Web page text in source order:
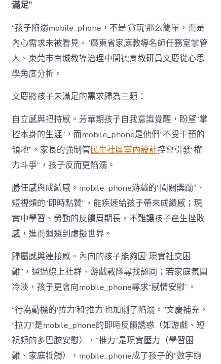
滿足”
“孩子陷溺mobile_phone，不是‘貪玩’那么簡單，而是
內心需求未被看見。”廣東省家庭教導名師任務室掌管
人、東莞市南城教導治理中間德育教研員文慶從心思
學角度分析。
文慶將孩子未滿足的需求歸為三類：
自立感與把持感。芳華期孩子自我意識覺醒，盼望“掌
控本身的生涯”，而mobile_phone是他們“不受干預的
領地”。家長的強制管民生社區室內設計控會引發“權
力斗爭”，孩子反而更陷溺。
勝任感與成績感。mobile_phone游戲的“闖關獎勵”、
短視頻的“即時點贊”，能疾速給孩子帶來成績感；現
實中學習、勞動的反饋周期長，不難讓孩子產生挫敗
感，進而迴避到虛擬世界。
歸屬感與連接感。內向的孩子能夠因“現實社交困
難”，通過線上社群、游戲戰隊尋找認同；若家庭氛圍
冷淡，孩子更會向mobile_phone尋求“感情安慰”。
“行為動機的‘拉力’和‘推力’也加劇了陷溺。”文慶補充，
“拉力”是mobile_phone的即時反饋誘惑（如游戲、短
視頻的多巴胺安慰），“推力”是現實壓力（學習困
難、家庭牴觸），mobile_phone成了孩子的“數字撫